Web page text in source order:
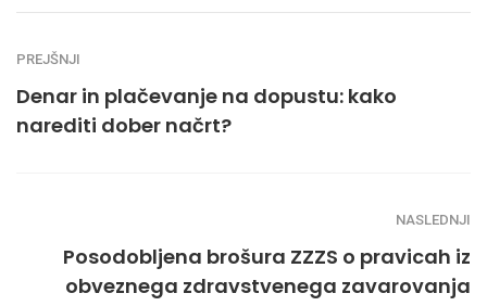
PREJŠNJI
Denar in plačevanje na dopustu: kako
narediti dober načrt?
NASLEDNJI
Posodobljena brošura ZZZS o pravicah iz
obveznega zdravstvenega zavarovanja